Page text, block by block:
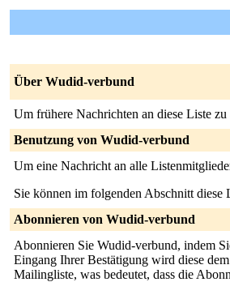
Über Wudid-verbund
Um frühere Nachrichten an diese Liste zu
Benutzung von Wudid-verbund
Um eine Nachricht an alle
Sie können im folgenden Abschnitt diese
Abonnieren von Wudid-verbund
Abonnieren Sie Wudid-verbund, indem
Eingang Ihrer Bestätigung wird diese
Mailingliste, was bedeutet, dass die